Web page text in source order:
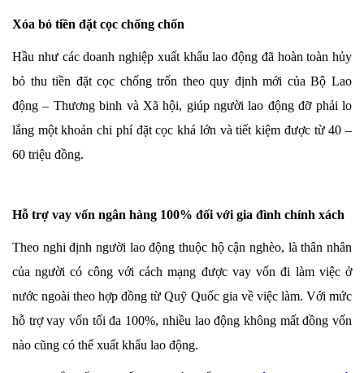
Xóa bỏ tiền đặt cọc chống chốn
Hầu như các doanh nghiệp xuất khẩu lao động đã hoàn toàn hủy
bỏ thu tiền đặt cọc chống trốn theo quy định mới của Bộ Lao
động – Thương binh và Xã hội, giúp người lao động đỡ phải lo
lắng một khoản chi phí đặt cọc khá lớn và tiết kiệm được từ 40 –
60 triệu đồng.
Hỗ trợ vay vốn ngân hàng 100% đối với gia đình chính xách
Theo nghi định người lao động thuộc hộ cận nghèo, là thân nhân
của người có công với cách mạng được vay vốn đi làm việc ở
nước ngoài theo hợp đồng từ Quỹ Quốc gia về việc làm. Với mức
hỗ trợ vay vốn tối đa 100%, nhiều lao động không mất đồng vốn
nào cũng có thể xuất khẩu lao động.